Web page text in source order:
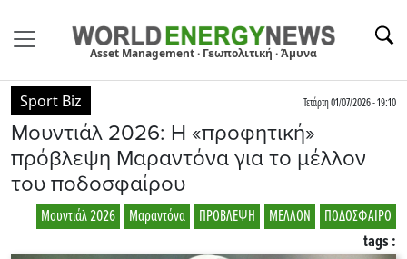
Asset Management · Γεωπολιτική · Άμυνα
Sport Biz Τετάρτη 01/07/2026 - 19:10
Μουντιάλ 2026: Η «προφητική»
πρόβλεψη Μαραντόνα για το μέλλον
του ποδοσφαίρου
ΠΟΔΟΣΦΑΙΡΟ
ΜΕΛΛΟΝ
ΠΡΟΒΛΕΨΗ
Μαραντόνα
Μουντιάλ 2026
tags :